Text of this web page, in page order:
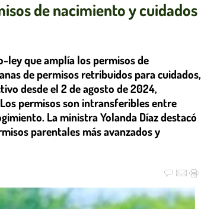
de nacimiento y cuidados
ley que amplía los permisos de
de permisos retribuidos para cuidados,
desde el 2 de agosto de 2024,
permisos son intransferibles entre
La ministra Yolanda Díaz destacó
parentales más avanzados y